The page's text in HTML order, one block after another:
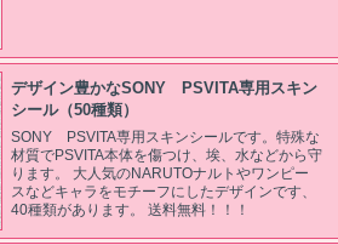
デザイン豊かなSONY PSVITA専用スキン
シール（50種類）
SONY PSVITA専用スキンシールです。特殊な
材質でPSVITA本体を傷つけ、埃、水などから守
ります。 大人気のNARUTOナルトやワンピー
スなどキャラをモチーフにしたデザインです、
40種類があります。 送料無料！！！